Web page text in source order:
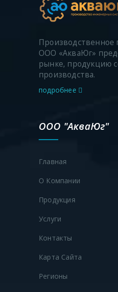
Производственное
ООО «АкваЮг»
рынке, продукцию
производства.
подробнее
ООО "АкваЮг"
Главная
О Компании
Продукция
Услуги
Контакты
Карта Сайта
Регионы